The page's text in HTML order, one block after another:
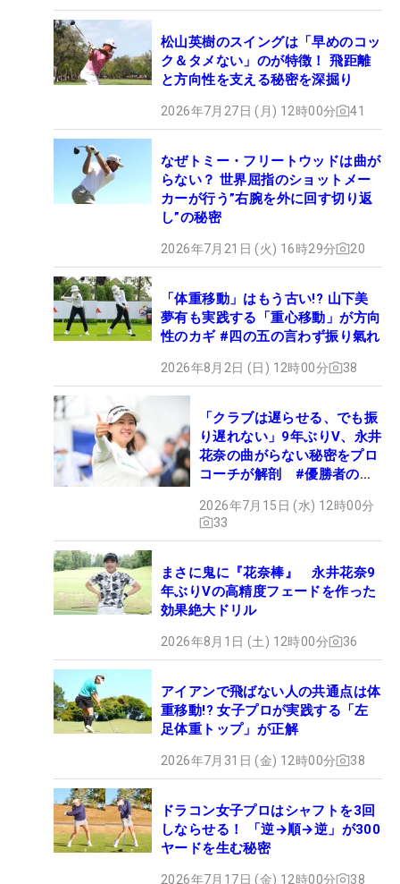
松山英樹のスイングは「早めのコッ
ク＆タメない」のが特徴！ 飛距離
と方向性を支える秘密を深掘り
2026年7月27日 (月) 12時00分 41
なぜトミー・フリートウッドは曲が
らない？ 世界屈指のショットメー
カーが行う”右腕を外に回す切り返
し”の秘密
2026年7月21日 (火) 16時29分 20
「体重移動」はもう古い!? 山下美
夢有も実践する「重心移動」が方向
性のカギ #四の五の言わず振り氣れ
2026年8月2日 (日) 12時00分 38
「クラブは遅らせる、でも振
り遅れない」9年ぶりV、永井
花奈の曲がらない秘密をプロ
コーチが解剖 #優勝者のス
2026年7月15日 (水) 12時00分
33
まさに鬼に『花奈棒』 永井花奈9
年ぶりVの高精度フェードを作った
効果絶大ドリル
2026年8月1日 (土) 12時00分 36
アイアンで飛ばない人の共通点は体
重移動!? 女子プロが実践する「左
足体重トップ」が正解
2026年7月31日 (金) 12時00分 38
ドラコン女子プロはシャフトを3回
しならせる！ 「逆→順→逆」が300
ヤードを生む秘密
2026年7月17日 (金) 12時00分 38